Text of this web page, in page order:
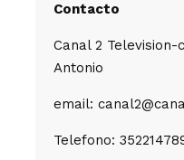
Contacto
Canal 2 Television-
Antonio
email:
Telefono: